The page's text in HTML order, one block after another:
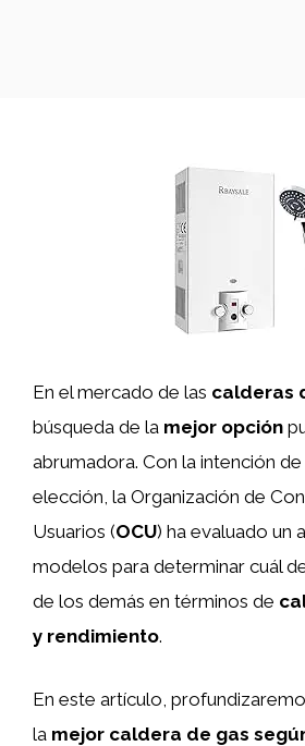
En el mercado de las calderas
búsqueda de la mejor opción
abrumadora. Con la intención
elección, la Organización de
Usuarios (OCU) ha evaluado un
modelos para determinar cuál
de los demás en términos de
y rendimiento.
En este artículo,
la mejor caldera de gas